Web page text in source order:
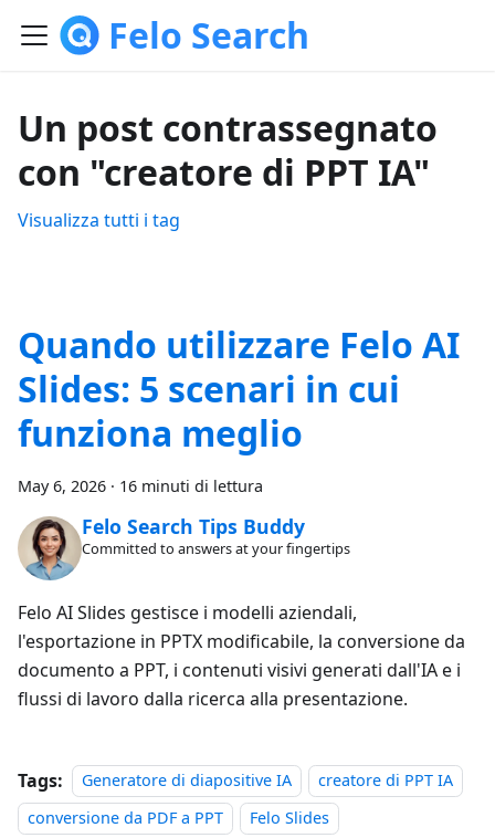
Felo Search
Un post contrassegnato
con "creatore di PPT IA"
Visualizza tutti i tag
Quando utilizzare Felo AI
Slides: 5 scenari in cui
funziona meglio
May 6, 2026 · 16 minuti di lettura
Felo Search Tips Buddy
Committed to answers at your fingertips
Felo AI Slides gestisce i modelli aziendali,
l'esportazione in PPTX modificabile, la conversione da
documento a PPT, i contenuti visivi generati dall'IA e i
flussi di lavoro dalla ricerca alla presentazione.
Tags: Generatore di diapositive IA
creatore di PPT IA
conversione da PDF a PPT
Felo Slides